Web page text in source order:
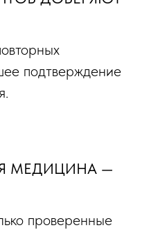
подтверждение
МЕДИЦИНА —
проверенные